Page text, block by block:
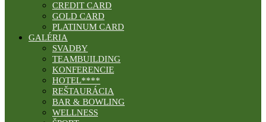
CREDIT CARD
GOLD CARD
PLATINUM CARD
GALÉRIA
SVADBY
TEAMBUILDING
KONFERENCIE
HOTEL****
REŠTAURÁCIA
BAR & BOWLING
WELLNESS